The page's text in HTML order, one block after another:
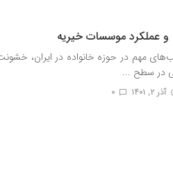
عملکرد موسسات خیریه
مهم در حوزه خانواده در ایران،
در سطح ...
آذر ۲, ۱۴۰۱ 0